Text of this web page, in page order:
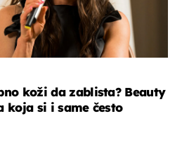
koži da zablista? Beauty
koja si i same često